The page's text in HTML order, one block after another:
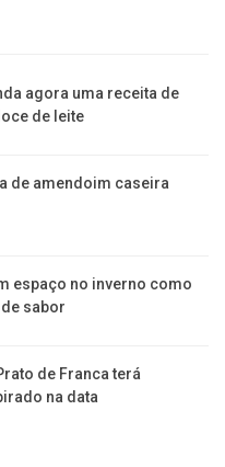
agora uma receita de
de leite
de amendoim caseira
espaço no inverno como
sabor
de Franca terá
na data